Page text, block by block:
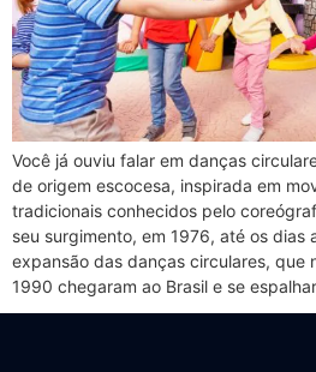
Você já ouviu falar em danças
de origem escocesa, inspirada em
tradicionais conhecidos pelo
seu surgimento, em 1976, até os dias
expansão das danças circulares, que
1990 chegaram ao Brasil e se